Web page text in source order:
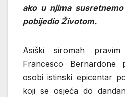
ako u njima
pobijedio Životom.
Asiški siromah
Francesco Bernardone
osobi istinski epicentar
koji se osjeća do